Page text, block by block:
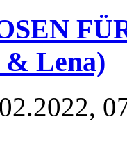
& Lena)